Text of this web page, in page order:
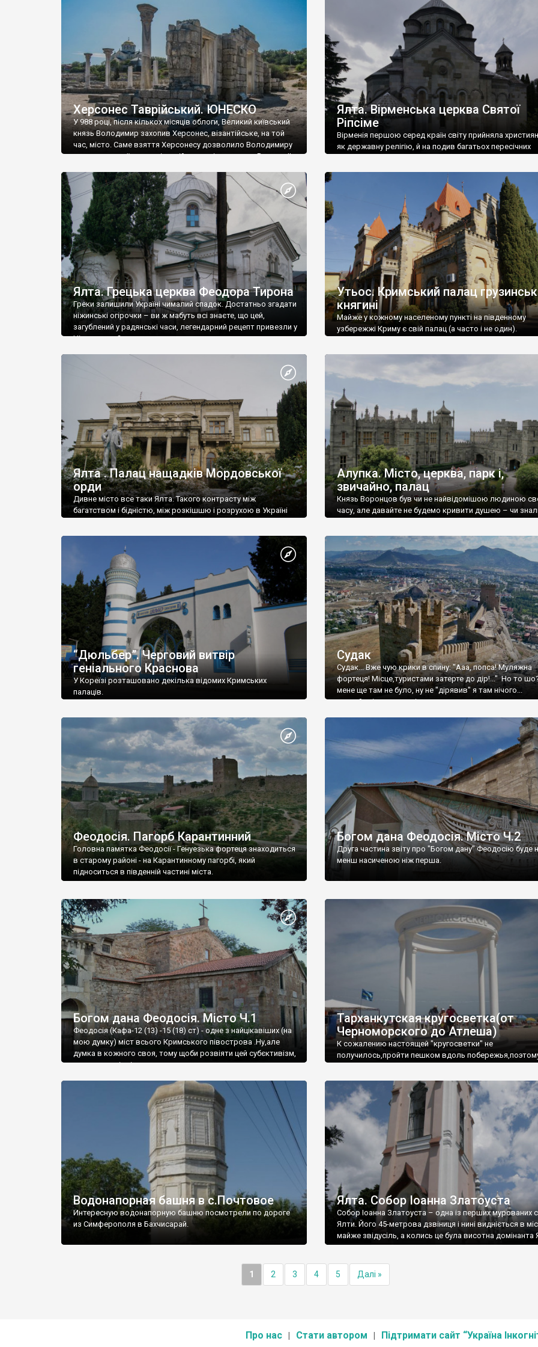
візантійської доби. Раритети викрадені з фондів об’єкту
культурної спадщини ЮНЕСКО «Херсонеса Таврійського».
Офіційно – на виставку «Золото Візантії», але експерти та
влада в Україні вважають це лише […]
називаються «повстяками» (postaki)…” “Вино. Крим
виробляє відмінне вино і його вдосталь: воно все
легке біле і дуже […]
Херсонес Таврійський. ЮНЕСКО
У 988 році, після кількох місяців облоги, Великий київський
князь Володимир захопив Херсонес, візантійське, на той
час, місто. Саме взяття Херсонесу дозволило Володимиру
диктувати свої умови візантійському імператору Василю ІІ,
Херсонесі Володимир-язичник, став Василем-
християнином. А потім було Хрещення Русі. На честь
Херсонесу Таврійського названо місто […]
Ялта. Вірменська церква Святої
Ріпсіме
Вірменія першою серед країн світу прийняла
як державну релігію, й на подив багатьох пересічних
Ялта. Грецька церква Феодора Тирона
Греки залишили Україні чималий спадок. Достатньо згадати
ніжинські огірочки – ви ж мабуть всі знаєте, що цей,
загублений у радянські часи, легендарний рецепт привезли у
Ніжин греки?
Утьос. Кримський палац
княгині
Майже у кожному населеному пункті на південному
узбережжі Криму є свій палац (а часто і не один).
Ялта . Палац нащадків Мордовської
орди
Дивне місто все таки Ялта. Такого контрасту між
багатством і бідністю, між розкішшю і розрухою в Україні
Алупка. Місто, церква, парк і,
звичайно, палац
Князь Воронцов був чи не найвідомішою людиною
часу, але давайте не будемо кривити душею – чи
“Дюльбер”. Черговий витвір
геніального Краснова
У Кореїзі розташовано декілька відомих Кримських
палаців.
Судак
Судак... Вже чую крики в спину: "Ааа, попса! Муляжна
фортеця! Місце,туристами затерте до дір!..." Но то
мене ще там не було, ну не "дірявив" я там нічого...
принаймні до цього літа.
Феодосія. Пагорб Карантинний
Головна памятка Феодосії - Генуезька фортеця знаходиться
в старому районі - на Карантинному пагорбі, який
підноситься в південній частині міста.
Богом дана Феодосія. Місто Ч.2
Друга частина звіту про "Богом дану" Феодосію буде
менш насиченою ніж перша.
Богом дана Феодосія. Місто Ч.1
Феодосія (Кафа-12 (13) -15 (18) ст) - одне з найцікавіших (на
мою думку) міст всього Кримського півострова .Ну,але
думка в кожного своя, тому щоби розвіяти цей субєктивізм,
запрошую відвідати це
Тарханкутская кругосветка(от
Черноморского до Атлеша)
К сожалению настоящей "кругосветки" не
получилось,пройти пешком вдоль
Водонапорная башня в с.Почтовое
Интересную водонапорную башню посмотрели по дороге
из Симферополя в Бахчисарай.
Ялта. Собор Іоанна Златоуста
Собор Іоанна Златоуста – одна із перших мурованих
Ялти. Його 45-метрова дзвіниця і нині видніється в
майже звідусіль, а колись це була висотна домінанта
1 2 3 4 5 Далі »
Про нас Стати автором Підтримати сайт “Україна